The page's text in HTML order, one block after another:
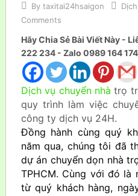
By taxitai24hsaigon
Comments
Hãy Chia Sẻ Bài Viết Này -
222 234 - Zalo 0989 164 174
Dịch vụ chuyển nhà trọ
quy trình làm việc
công ty dịch vụ 24H.
Đồng hành cùng quý
năm qua, chúng tôi đã
dự án chuyển dọn nhà
TPHCM. Cùng với đó là
từ quý khách hàng,